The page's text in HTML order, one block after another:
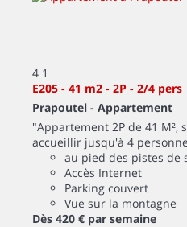
4 1
E205 - 41 m2 - 2P - 2/4 pers
Prapoutel - Appartement
"Appartement 2P de 41 M²,
accueillir jusqu'à 4
au pied des pistes de
Accès Internet
Parking couvert
Vue sur la montagne
Dès 420 € par semaine